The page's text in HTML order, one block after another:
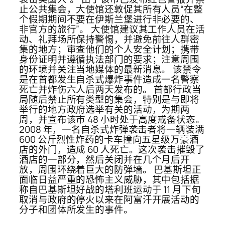
止公共集会，大使馆还敦促其所有人员“在整
个假期期间不要在伊斯兰堡进行非必要的、
非官方的旅行”。 大使馆建议其工作人员在活
动、礼拜场所保持警惕，并避免前往人群密
集的地方；审查他们的个人安全计划；携带
身份证明并遵循执法部门的要求；注意周围
的环境并关注当地媒体的最新消息。 该禁令
是在首都发生自杀式爆炸事件造成一名警察
死亡并炸伤六人后两天发布的。 首都行政当
局随后禁止所有类型的集会，特别是与即将
举行的地方政府选举有关的活动，为期两
周，并宣布该市 48 小时处于高度戒备状态。
2008 年，一名自杀式炸弹袭击者将一辆装满
600 公斤烈性炸药的卡车撞向五星级万豪酒
店的外门，造成 60 人死亡。这次袭击摧毁了
酒店的一部分，然后关闭并在几个月后开
放，周围环绕着巨大的防弹墙。 巴基斯坦正
面临日益严重的恐怖主义威胁，其中包括据
称自巴基斯坦好战的塔利班运动于 11 月下旬
取消与政府的停火以来在阿富汗开展活动的
分子和团体所发生的事件。